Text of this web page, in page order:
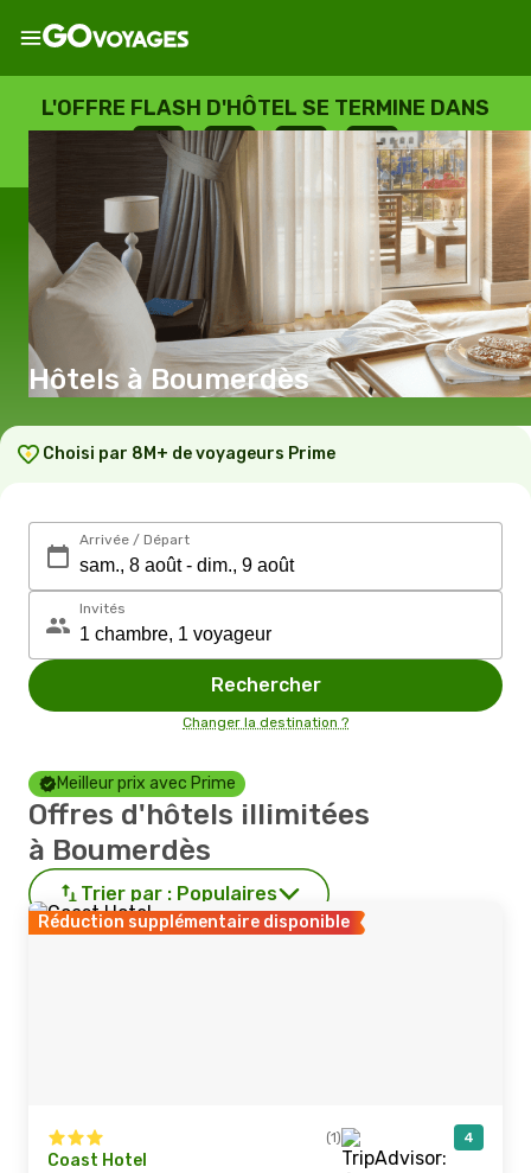
L'OFFRE FLASH D'HÔTEL SE TERMINE DANS
--
JOURS
: --
HEURES
: --
SECONDES
Hôtels à Boumerdès
Choisi par 8M+ de voyageurs Prime
Arrivée / Départ
Invités
Rechercher
Changer la destination ?
Meilleur prix avec Prime
Offres d'hôtels illimitées
à Boumerdès
Trier par : Populaires
Réduction supplémentaire disponible
(1) 4
Coast Hotel